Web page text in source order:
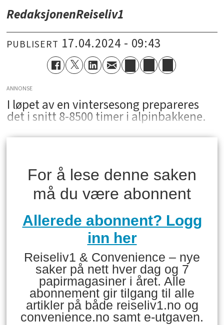
RedaksjonenReiseliv1
PUBLISERT 17.04.2024 - 09:43
ANNONSE
I løpet av en vintersesong prepareres
det i snitt 8-8500 timer i alpinbakkene.
For å lese denne saken
må du være abonnent
Allerede abonnent? Logg
inn her
Reiseliv1 & Convenience – nye
saker på nett hver dag og 7
papirmagasiner i året. Alle
abonnement gir tilgang til alle
artikler på både reiseliv1.no og
convenience.no samt e-utgaven.